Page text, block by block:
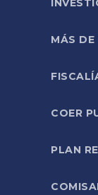
MÁS
COER
PLAN